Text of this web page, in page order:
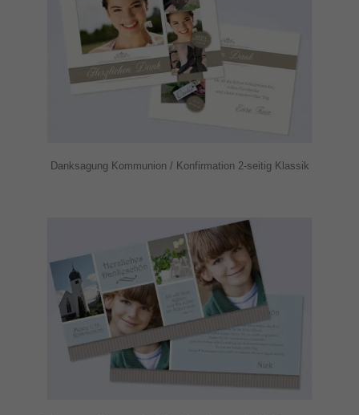
Danksagung Kommunion / Konfirmation 2-seitig Klassik